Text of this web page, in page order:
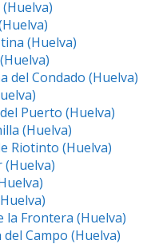
(Huelva)
del Condado (Huelva)
Puerto (Huelva)
(Huelva)
Riotinto (Huelva)
(Huelva)
la Frontera (Huelva)
Campo (Huelva)